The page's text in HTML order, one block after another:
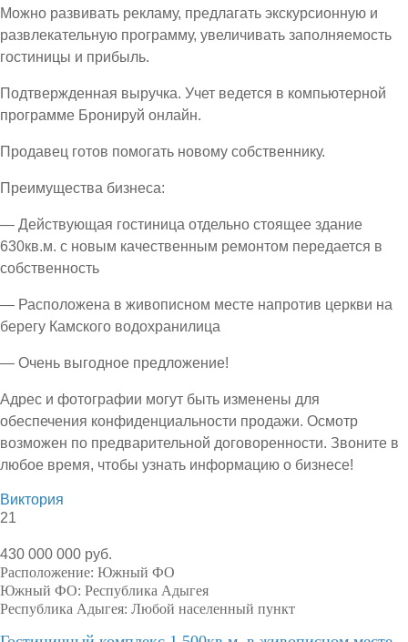
Можно развивать рекламу, предлагать экскурсионную и
развлекательную программу, увеличивать заполняемость
гостиницы и прибыль.
Подтвержденная выручка. Учет ведется в компьютерной
программе Бронируй онлайн.
Продавец готов помогать новому собственнику.
Преимущества бизнеса:
— Действующая гостиница отдельно стоящее здание
630кв.м. с новым качественным ремонтом передается в
собственность
— Расположена в живописном месте напротив церкви на
берегу Камского водохранилица
— Очень выгодное предложение!
Адрес и фотографии могут быть изменены для
обеспечения конфиденциальности продажи. Осмотр
возможен по предварительной договоренности. Звоните в
любое время, чтобы узнать информацию о бизнесе!
Виктория
21
430 000 000 руб.
Расположение: Южный ФО
Южный ФО: Республика Адыгея
Республика Адыгея: Любой населенный пункт